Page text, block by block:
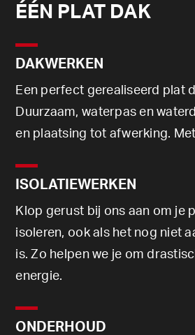
ÉÉN PLAT DAK
DAKWERKEN
Een perfect gerealiseerd plat
Duurzaam, waterpas en
en plaatsing tot afwerking.
ISOLATIEWERKEN
Klop gerust bij ons aan om je
isoleren, ook als het nog niet
is. Zo helpen we je om
energie.
ONDERHOUD